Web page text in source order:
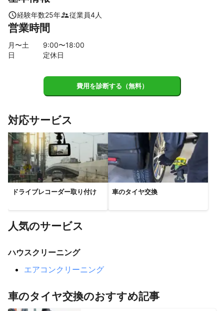
経験年数25年 従業員4人
営業時間
月〜土 9:00〜18:00
日
定休日
費用を診断する（無料）
対応サービス
ドライブレコーダー取り付け 車のタイヤ交換
人気のサービス
ハウスクリーニング
エアコンクリーニング
車のタイヤ交換のおすすめ記事